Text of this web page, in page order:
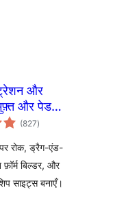
और
और पेड
यूज़र
लॉगिन
(827कुल
दर)
रोक, ड्रैग-एंड-
बिल्डर, और
साइट्स बनाएँ।